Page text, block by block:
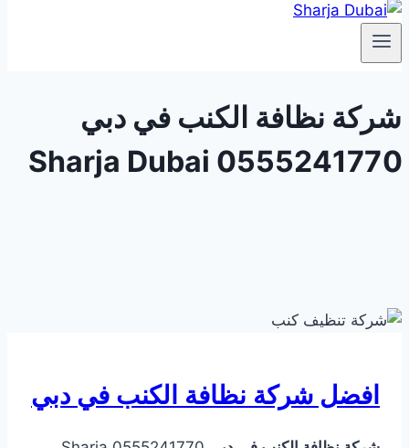
شركة نظافة الكنب في دبي
0555241770 Sharja Dubai
افضل شركة نظافة الكنب في دبي